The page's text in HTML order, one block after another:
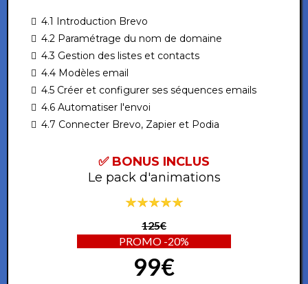
4.1 Introduction Brevo
4.2 Paramétrage du nom de domaine
4.3 Gestion des listes et contacts
4.4 Modèles email
4.5 Créer et configurer ses séquences emails
4.6 Automatiser l'envoi
4.7 Connecter Brevo, Zapier et Podia
✅ BONUS INCLUS
Le pack d'animations
125€
PROMO -20%
99€